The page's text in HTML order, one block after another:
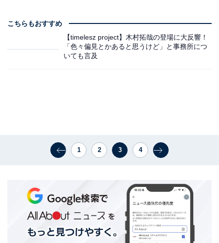
こちらもおすすめ
【timelesz project】木村拓哉の登場に大反響！
「色々偏見とかあると思うけど」と事務所につ
いても言及
1 2 3 4